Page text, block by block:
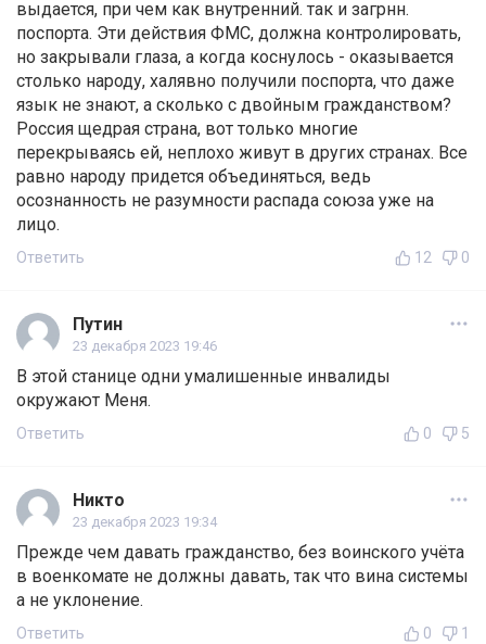
выдается, при чем как внутренний. так и загрнн.
поспорта. Эти действия ФМС, должна контролировать,
но закрывали глаза, а когда коснулось - оказывается
столько народу, халявно получили поспорта, что даже
язык не знают, а сколько с двойным гражданством?
Россия щедрая страна, вот только многие
перекрываясь ей, неплохо живут в других странах. Все
равно народу придется объединяться, ведь
осознанность не разумности распада союза уже на
лицо.
Ответить 12 0
Путин
23 декабря 2023 19:46
В этой станице одни умалишенные инвалиды
окружают Меня.
Ответить 0 5
Никто
23 декабря 2023 19:34
Прежде чем давать гражданство, без воинского учёта
в военкомате не должны давать, так что вина системы
а не уклонение.
Ответить 0 1